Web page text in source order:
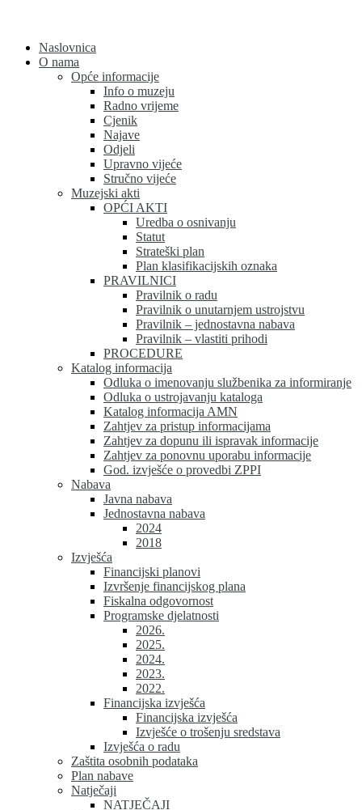
contentNaslovnica
O nama
Opće informacije
Info o muzeju
Radno vrijeme
Cjenik
Najave
Odjeli
Upravno vijeće
Stručno vijeće
Muzejski akti
OPĆI AKTI
Uredba o osnivanju
Statut
Strateški plan
Plan klasifikacijskih oznaka
PRAVILNICI
Pravilnik o radu
Pravilnik o unutarnjem ustrojstvu
Pravilnik – jednostavna nabava
Pravilnik – vlastiti prihodi
PROCEDURE
Katalog informacija
Odluka o imenovanju službenika za informiranje
Odluka o ustrojavanju kataloga
Katalog informacija AMN
Zahtjev za pristup informacijama
Zahtjev za dopunu ili ispravak informacije
Zahtjev za ponovnu uporabu informacije
God. izvješće o provedbi ZPPI
Nabava
Javna nabava
Jednostavna nabava
2024
2018
Izvješća
Financijski planovi
Izvršenje financijskog plana
Fiskalna odgovornost
Programske djelatnosti
2026.
2025.
2024.
2023.
2022.
Financijska izvješća
Financijska izvješća
Izvješće o trošenju sredstava
Izvješća o radu
Zaštita osobnih podataka
Plan nabave
Natječaji
NATJEČAJI